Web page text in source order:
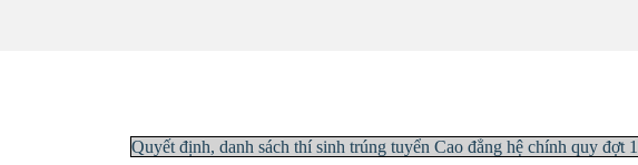
Quyết định, danh sách thí sinh trúng tuyển Cao đẳng hệ chính quy đợt